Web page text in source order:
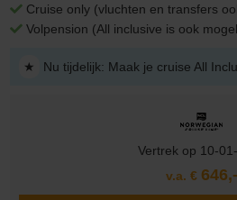
Cruise only (vluchten en transfers
Volpension (All inclusive is ook
★ Nu tijdelijk: Maak je cruise All
Vertrek op 10-
v.a. € 646,-